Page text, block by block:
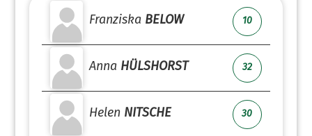
Franziska BELOW 10
Anna HÜLSHORST 32
Helen NITSCHE 30